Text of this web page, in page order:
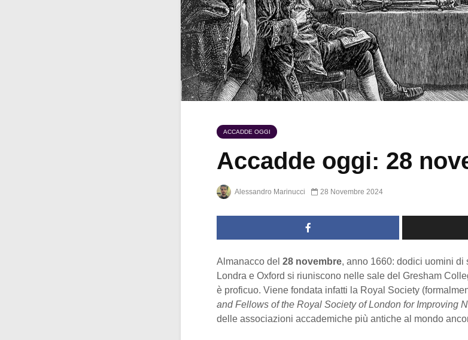
ACCADDE OGGI
Accadde oggi: 28
Alessandro Marinucci 28 Novembre 2024
Almanacco del 28 novembre, anno 1660: dodici uomini di
Londra e Oxford si riuniscono nelle sale del Gresham
è proficuo. Viene fondata infatti la Royal Society
and Fellows of the Royal Society of London for Improving
delle associazioni accademiche più antiche al mondo